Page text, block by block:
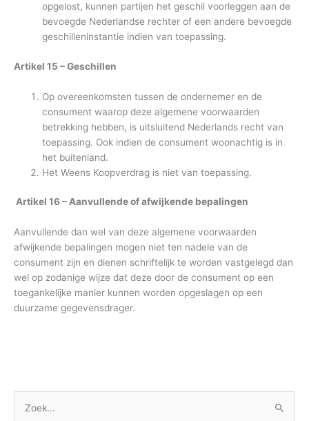
opgelost, kunnen partijen het geschil voorleggen aan de
bevoegde Nederlandse rechter of een andere bevoegde
geschilleninstantie indien van toepassing.
Artikel 15 – Geschillen
Op overeenkomsten tussen de ondernemer en de
consument waarop deze algemene voorwaarden
betrekking hebben, is uitsluitend Nederlands recht van
toepassing. Ook indien de consument woonachtig is in
het buitenland.
Het Weens Koopverdrag is niet van toepassing.
Artikel 16 – Aanvullende of afwijkende bepalingen
Aanvullende dan wel van deze algemene voorwaarden
afwijkende bepalingen mogen niet ten nadele van de
consument zijn en dienen schriftelijk te worden vastgelegd dan
wel op zodanige wijze dat deze door de consument op een
toegankelijke manier kunnen worden opgeslagen op een
duurzame gegevensdrager.